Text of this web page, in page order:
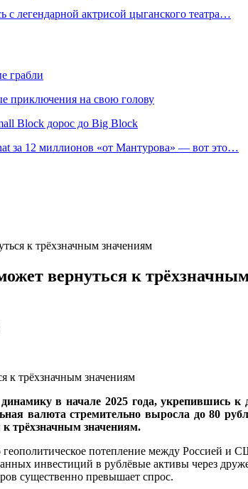
легендарной актрисой цыганского театра…
грабли
приключения на свою голову
Block дорос до Big Block
за 12 миллионов «от Мантурова» — вот это…
к трёхзначным значениям
вернуться к
в начале 2025 года, укрепившись
валюта стремительно выросла до 80
трёхзначным значениям.
потепление между Россией и
инвестиций в рублёвые активы через
существенно превышает спрос.